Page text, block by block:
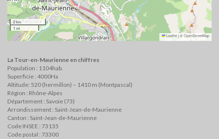
2 km
1 mi
Leaflet|©OpenStreetMap
La Tour-en-Maurienne en chiffres
Population : 1104hab.
Superficie : 4000Ha
Altitude: 520 (hermillon) – 1410 m (Montpascal)
Région : Rhône-Alpes
Département : Savoie (73)
Arrondissement : Saint-Jean-de-Maurienne
Canton : Saint-Jean-de-Maurienne
Code INSEE : 73135
Code postal : 73300